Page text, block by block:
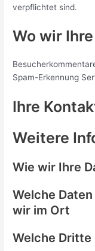
verpflichtet sind.
Wo wir
Spam-Erkennung
Ihre
Weitere
Wie wir Ihre
Welche
wir im Ort
Welche Dritte